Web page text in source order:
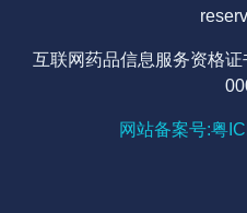
互联网药品信息服务资格
网站备案号:粤